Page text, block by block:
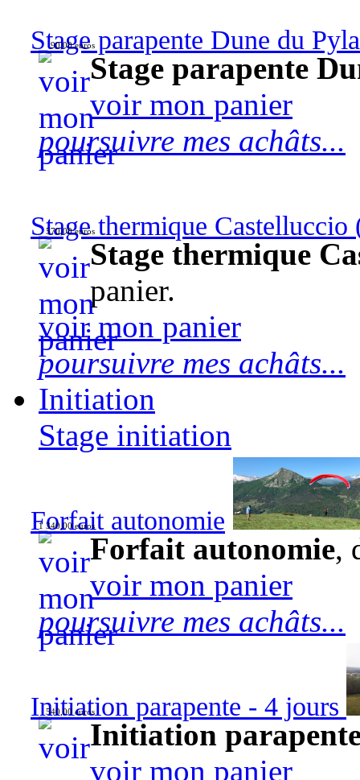
Stage parapente Dune du
90,00 euros
Stage parapente
voir mon panier
poursuivre mes achâts...
Stage thermique Castelluccio
570,00 euros
Stage thermique
panier.
voir mon panier
poursuivre mes achâts...
Initiation
Stage initiation
Forfait autonomie
1 340,00 euros
Forfait autonomie,
voir mon panier
poursuivre mes achâts...
Initiation parapente - 4 jours
540,00 euros
Initiation
voir mon panier